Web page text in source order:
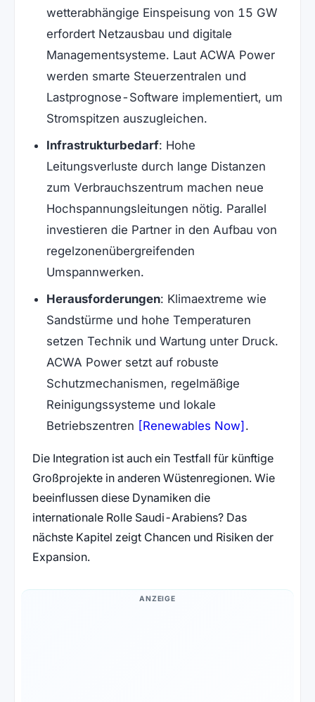
wetterabhängige Einspeisung von 15 GW
erfordert Netzausbau und digitale
Managementsysteme. Laut ACWA Power
werden smarte Steuerzentralen und
Lastprognose-Software implementiert, um
Stromspitzen auszugleichen.
Infrastrukturbedarf: Hohe
Leitungsverluste durch lange Distanzen
zum Verbrauchszentrum machen neue
Hochspannungsleitungen nötig. Parallel
investieren die Partner in den Aufbau von
regelzonenübergreifenden
Umspannwerken.
Herausforderungen: Klimaextreme wie
Sandstürme und hohe Temperaturen
setzen Technik und Wartung unter Druck.
ACWA Power setzt auf robuste
Schutzmechanismen, regelmäßige
Reinigungssysteme und lokale
Betriebszentren [Renewables Now] (öffnet in
.
Die Integration ist auch ein Testfall für künftige
Großprojekte in anderen Wüstenregionen. Wie
beeinflussen diese Dynamiken die
internationale Rolle Saudi-Arabiens? Das
nächste Kapitel zeigt Chancen und Risiken der
Expansion.
ANZEIGE